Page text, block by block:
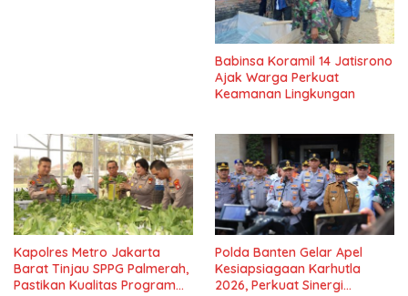
Babinsa Koramil 14 Jatisrono
Ajak Warga Perkuat
Keamanan Lingkungan
Kapolres Metro Jakarta
Barat Tinjau SPPG Palmerah,
Pastikan Kualitas Program
Polda Banten Gelar Apel
Kesiapsiagaan Karhutla
2026, Perkuat Sinergi